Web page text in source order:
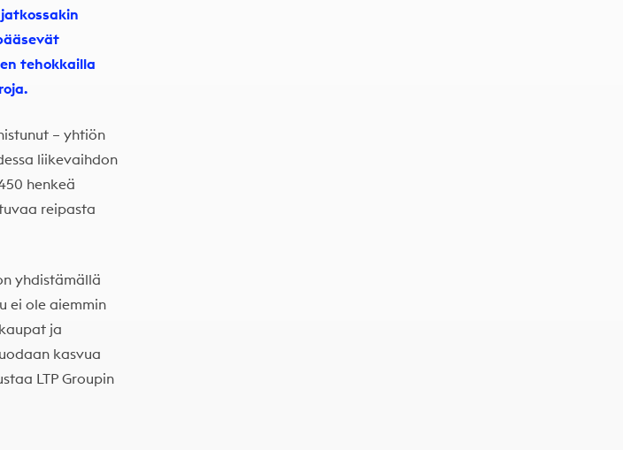
jatkossakin
tehokkailla
– yhtiön
liikevaihdon
henkeä
reipasta
yhdistämällä
ei ole aiemmin
ja
kasvua
LTP Groupin